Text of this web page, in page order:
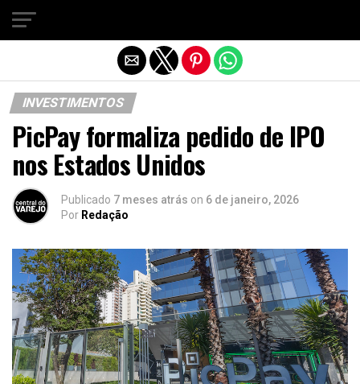
INVESTIMENTOS
PicPay formaliza pedido de IPO
nos Estados Unidos
Publicado 7 meses atrás on 6 de janeiro, 2026
Por Redação